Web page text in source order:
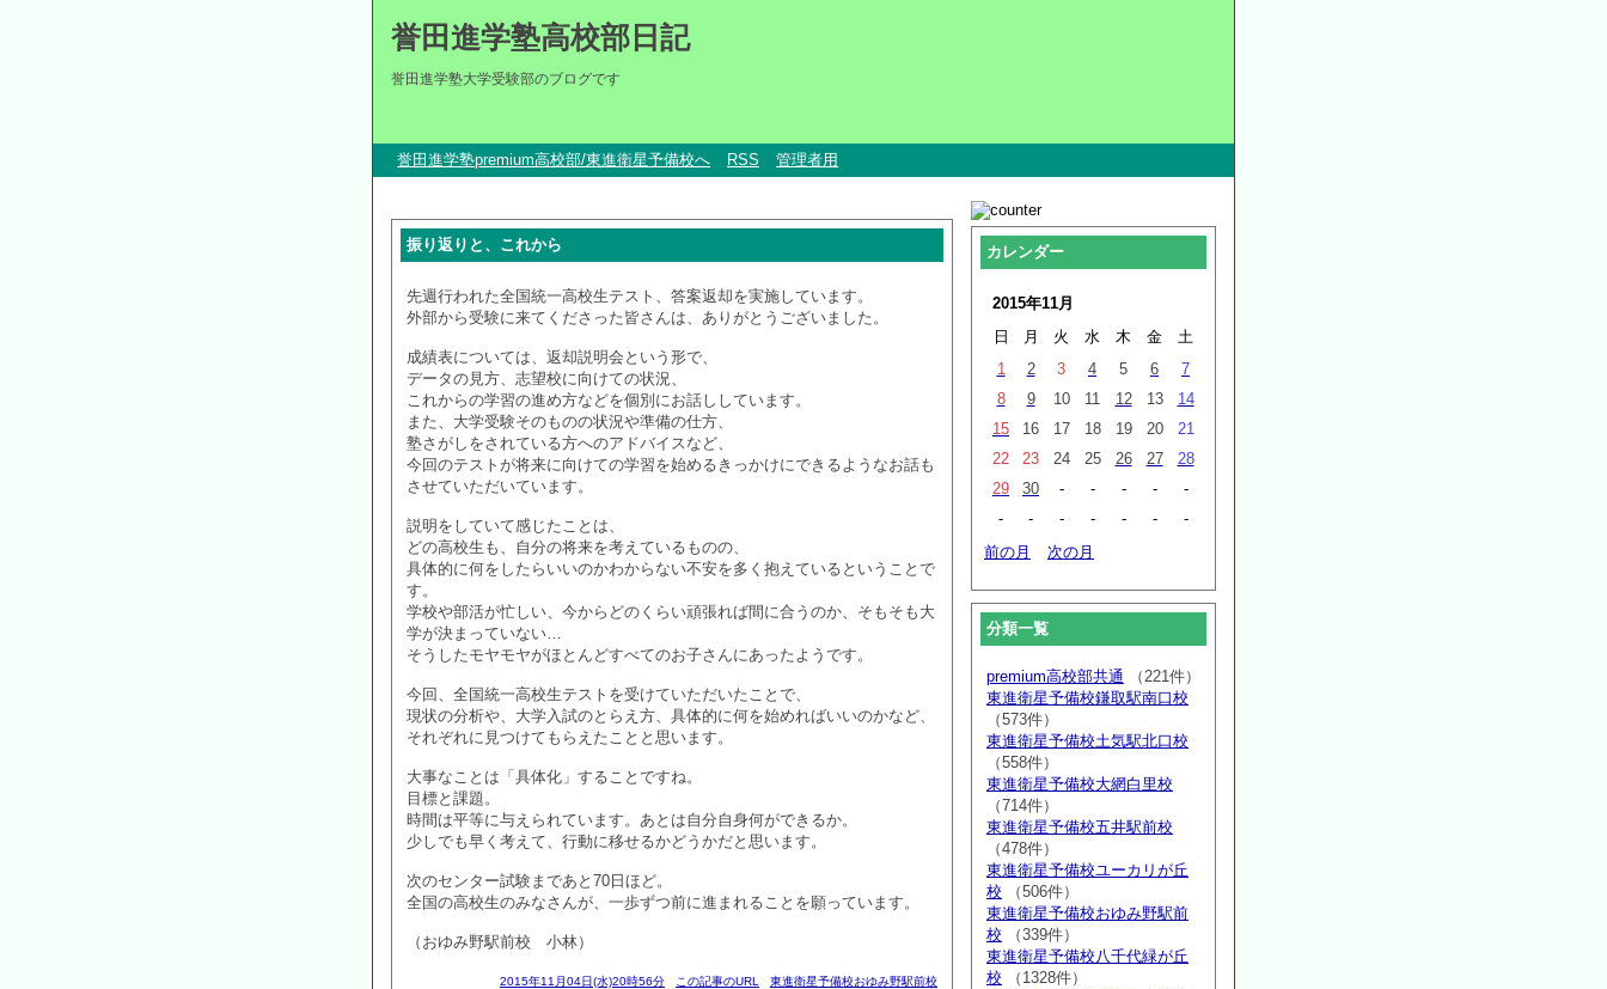
誉田進学塾高校部日記
誉田進学塾大学受験部のブログです
誉田進学塾premium高校部/東進衛星予備校へ RSS 管理者用
振り返りと、これから
先週行われた全国統一高校生テスト、答案返却を実施しています。
外部から受験に来てくださった皆さんは、ありがとうございました。
成績表については、返却説明会という形で、
データの見方、志望校に向けての状況、
これからの学習の進め方などを個別にお話ししています。
また、大学受験そのものの状況や準備の仕方、
塾さがしをされている方へのアドバイスなど、
今回のテストが将来に向けての学習を始めるきっかけにできるようなお話も
させていただいています。
説明をしていて感じたことは、
どの高校生も、自分の将来を考えているものの、
具体的に何をしたらいいのかわからない不安を多く抱えているということで
す。
学校や部活が忙しい、今からどのくらい頑張れば間に合うのか、そもそも大
学が決まっていない…
そうしたモヤモヤがほとんどすべてのお子さんにあったようです。
今回、全国統一高校生テストを受けていただいたことで、
現状の分析や、大学入試のとらえ方、具体的に何を始めればいいのかなど、
それぞれに見つけてもらえたことと思います。
大事なことは「具体化」することですね。
目標と課題。
時間は平等に与えられています。あとは自分自身何ができるか。
少しでも早く考えて、行動に移せるかどうかだと思います。
次のセンター試験まであと70日ほど。
全国の高校生のみなさんが、一歩ずつ前に進まれることを願っています。
（おゆみ野駅前校 小林）
2015年11月04日(水)20時56分 この記事のURL 東進衛星予備校おゆみ野駅前校
カレンダー
2015年11月
日
月 火 水 木 金
土
1
2 3 4 5 6
7
8
9 10 11 12 13
14
15
16 17 18 19 20
21
22
23 24 25 26 27
28
29
30 - - - -
-
-
- - - - -
-
前の月
次の月
分類一覧
premium高校部共通 （221件）
東進衛星予備校鎌取駅南口校
（573件）
東進衛星予備校土気駅北口校
（558件）
東進衛星予備校大網白里校
（714件）
東進衛星予備校五井駅前校
（478件）
東進衛星予備校ユーカリが丘
校 （506件）
東進衛星予備校おゆみ野駅前
校 （339件）
東進衛星予備校八千代緑が丘
校 （1328件）